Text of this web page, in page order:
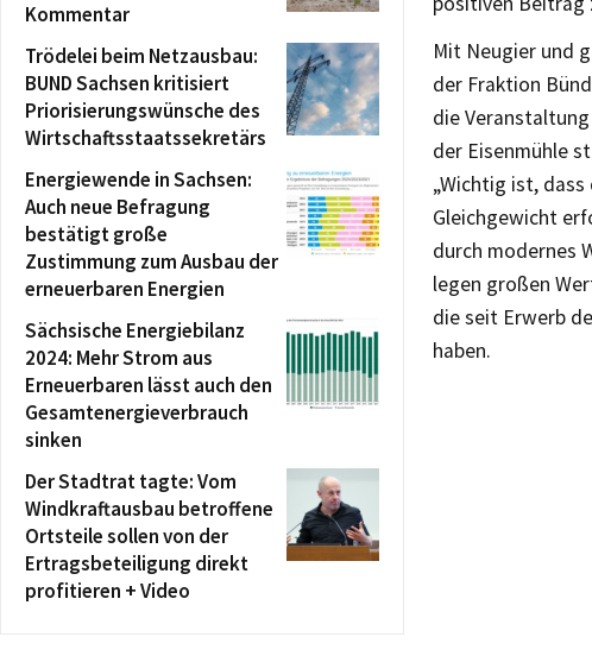
Mit Neugier und
der Fraktion
die
der Eisenmühle
„Wichtig ist,
Gleichgewicht
durch modernes
legen großen
die seit Erwerb
haben.
Kommentar
Trödelei beim Netzausbau:
BUND Sachsen kritisiert
Priorisierungswünsche des
Wirtschaftsstaatssekretärs
Energiewende in Sachsen:
Auch neue Befragung
bestätigt große
Zustimmung zum Ausbau der
erneuerbaren Energien
Sächsische Energiebilanz
2024: Mehr Strom aus
Erneuerbaren lässt auch den
Gesamtenergieverbrauch
sinken
Der Stadtrat tagte: Vom
Windkraftausbau betroffene
Ortsteile sollen von der
Ertragsbeteiligung direkt
profitieren + Video